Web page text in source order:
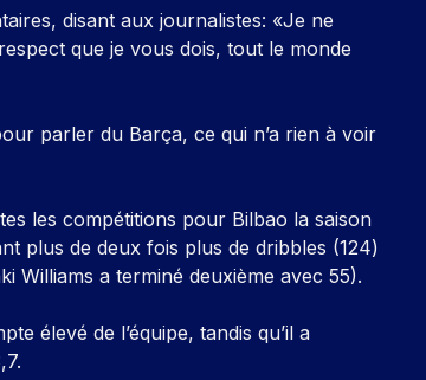
disant aux journalistes: «Je ne
que je vous dois, tout le monde
parler du Barça, ce qui n’a rien à voir
les compétitions pour Bilbao la saison
plus de deux fois plus de dribbles (124)
Williams a terminé deuxième avec 55).
élevé de l’équipe, tandis qu’il a